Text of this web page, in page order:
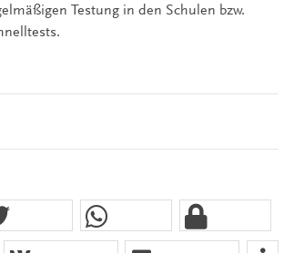
Testung in den Schulen bzw.